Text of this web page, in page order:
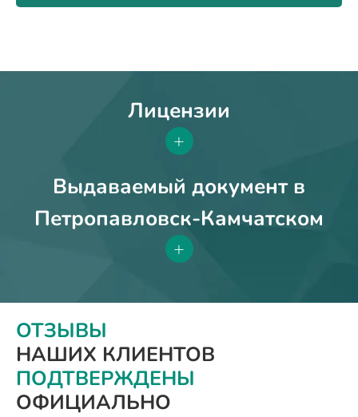
Лицензии
+
Выдаваемый документ в
Петропавловск-Камчатском
+
ОТЗЫВЫ
НАШИХ КЛИЕНТОВ
ПОДТВЕРЖДЕНЫ
ОФИЦИАЛЬНО